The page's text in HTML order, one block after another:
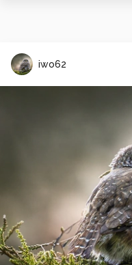
iwo62